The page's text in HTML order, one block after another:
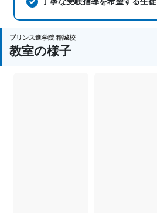
プリンス進学院 稲城校
教室の様子